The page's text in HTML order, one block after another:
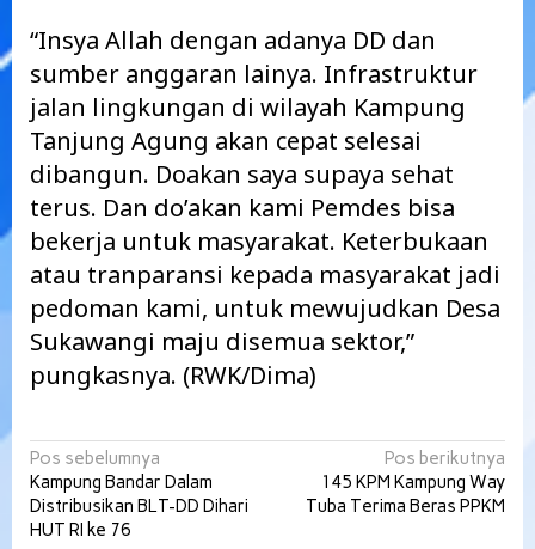
“Insya Allah dengan adanya DD dan
sumber anggaran lainya. Infrastruktur
jalan lingkungan di wilayah Kampung
Tanjung Agung akan cepat selesai
dibangun. Doakan saya supaya sehat
terus. Dan do’akan kami Pemdes bisa
bekerja untuk masyarakat. Keterbukaan
atau tranparansi kepada masyarakat jadi
pedoman kami, untuk mewujudkan Desa
Sukawangi maju disemua sektor,”
pungkasnya. (RWK/Dima)
Navigasi
pos
Pos sebelumnya
Kampung Bandar Dalam
Distribusikan BLT-DD Dihari
HUT RI ke 76
Pos berikutnya
145 KPM Kampung Way
Tuba Terima Beras PPKM